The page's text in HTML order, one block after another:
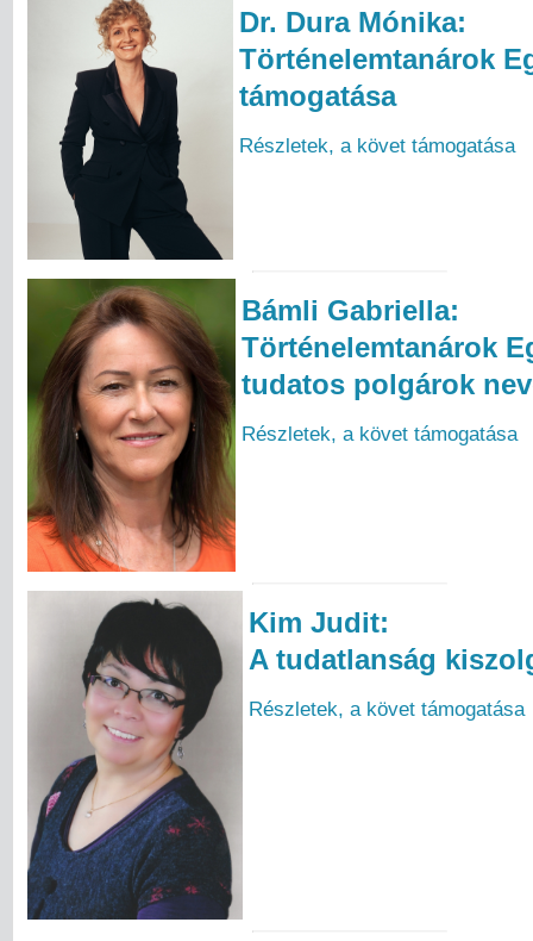
Dr. Dura Mónika:
Történelemtanárok
támogatása
Részletek, a követ támogatása
Bámli Gabriella:
Történelemtanárok
tudatos polgárok
Részletek, a követ támogatása
Kim Judit:
A tudatlanság
Részletek, a követ támogatása